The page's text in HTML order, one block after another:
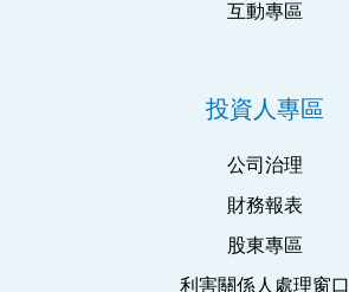
互動專區
投資人專區
公司治理
財務報表
股東專區
利害關係人處理窗口